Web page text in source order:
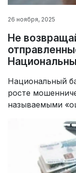
26 ноября, 2025
Не
Национальный
росте
называемыми